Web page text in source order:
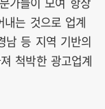
는 것으로 업계
남 등 지역 기반의
척박한 광고업계